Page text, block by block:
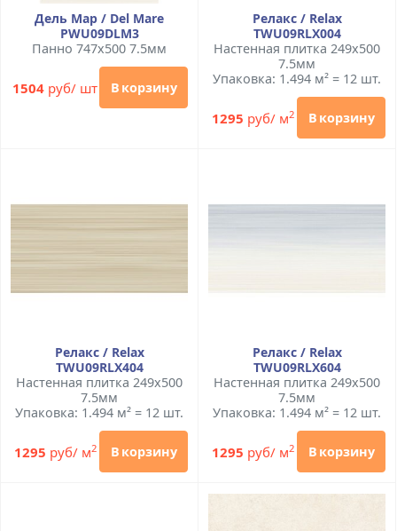
Дель Мар / Del Mare
PWU09DLM3
Панно 747x500 7.5мм
1504 руб/ шт В корзину
Релакс / Relax
TWU09RLX004
Настенная плитка 249x500
7.5мм
Упаковка: 1.494 м² = 12 шт.
1295 руб/ м2 В корзину
Релакс / Relax
TWU09RLX404
Настенная плитка 249x500
7.5мм
Упаковка: 1.494 м² = 12 шт.
1295 руб/ м2 В корзину
Релакс / Relax
TWU09RLX604
Настенная плитка 249x500
7.5мм
Упаковка: 1.494 м² = 12 шт.
1295 руб/ м2 В корзину